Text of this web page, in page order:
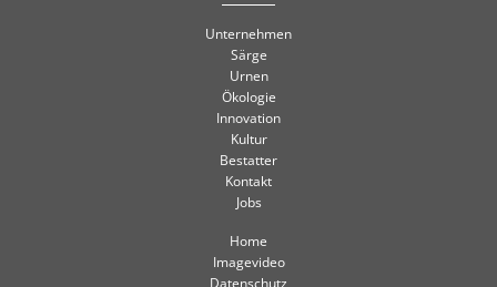
Unternehmen
Särge
Urnen
Ökologie
Innovation
Kultur
Bestatter
Kontakt
Jobs
Home
Imagevideo
Datenschutz